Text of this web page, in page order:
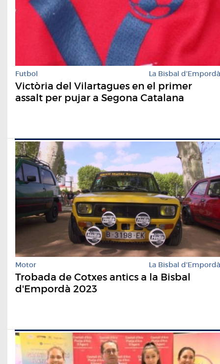
Futbol La Bisbal d'Empordà
Victòria del Vilartagues en el primer
assalt per pujar a Segona Catalana
Motor La Bisbal d'Empordà
Trobada de Cotxes antics a la Bisbal
d'Empordà 2023